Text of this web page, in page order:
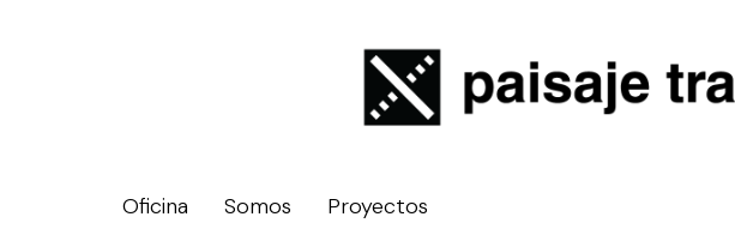
Oficina Somos Proyectos